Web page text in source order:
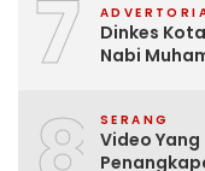
7
Dinkes
Nabi
SERANG
Video